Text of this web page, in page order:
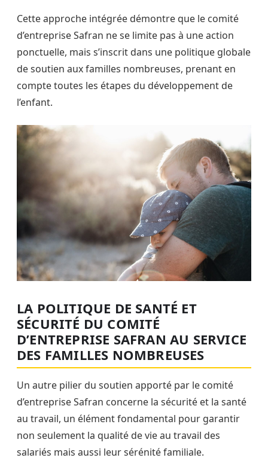
Cette approche intégrée démontre que le comité
d’entreprise Safran ne se limite pas à une action
ponctuelle, mais s’inscrit dans une politique globale
de soutien aux familles nombreuses, prenant en
compte toutes les étapes du développement de
l’enfant.
LA POLITIQUE DE SANTÉ ET
SÉCURITÉ DU COMITÉ
D’ENTREPRISE SAFRAN AU SERVICE
DES FAMILLES NOMBREUSES
Un autre pilier du soutien apporté par le comité
d’entreprise Safran concerne la sécurité et la santé
au travail, un élément fondamental pour garantir
non seulement la qualité de vie au travail des
salariés mais aussi leur sérénité familiale.